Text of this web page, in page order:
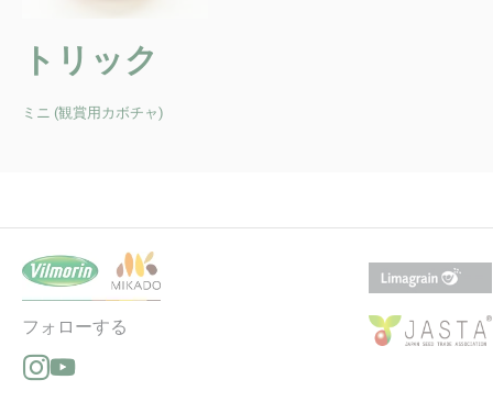
トリック
ミニ (観賞用カボチャ)
フォローする
Instagramでフォローする（新しいウィンドウで開きます
YouTubeでフォローする（新しいウィンドウで開きます